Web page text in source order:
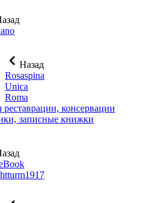
Назад
Rosaspina
Unica
Roma
реставрации, консервации
записные книжки